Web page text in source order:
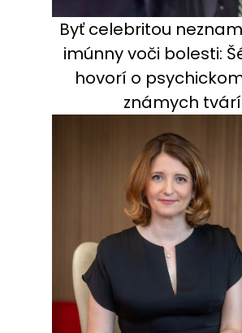
Byť celebritou
imúnny voči bolesti:
hovorí o
známych tvárí